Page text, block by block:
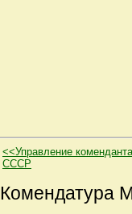
<<Управление
СССР
Комендатура